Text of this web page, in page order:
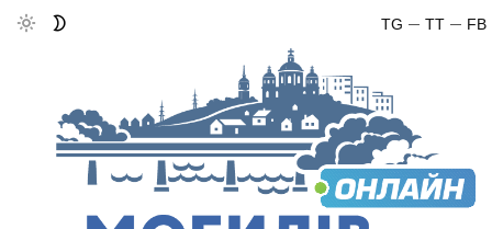
FB
TT
TG